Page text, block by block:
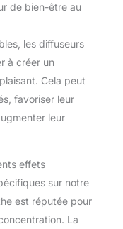
de bien-être au
les diffuseurs
à créer un
Cela peut
favoriser leur
leur
effets
sur notre
est réputée pour
La